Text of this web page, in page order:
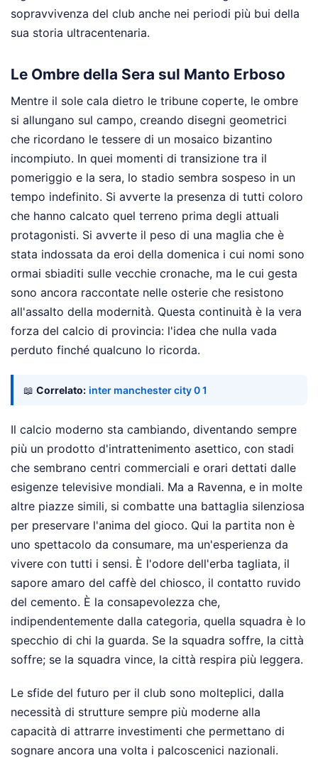
sopravvivenza del club anche nei periodi più bui della
sua storia ultracentenaria.
Le Ombre della Sera sul Manto Erboso
Mentre il sole cala dietro le tribune coperte, le ombre
si allungano sul campo, creando disegni geometrici
che ricordano le tessere di un mosaico bizantino
incompiuto. In quei momenti di transizione tra il
pomeriggio e la sera, lo stadio sembra sospeso in un
tempo indefinito. Si avverte la presenza di tutti coloro
che hanno calcato quel terreno prima degli attuali
protagonisti. Si avverte il peso di una maglia che è
stata indossata da eroi della domenica i cui nomi sono
ormai sbiaditi sulle vecchie cronache, ma le cui gesta
sono ancora raccontate nelle osterie che resistono
all'assalto della modernità. Questa continuità è la vera
forza del calcio di provincia: l'idea che nulla vada
perduto finché qualcuno lo ricorda.
📖 Correlato: inter manchester city 0 1
Il calcio moderno sta cambiando, diventando sempre
più un prodotto d'intrattenimento asettico, con stadi
che sembrano centri commerciali e orari dettati dalle
esigenze televisive mondiali. Ma a Ravenna, e in molte
altre piazze simili, si combatte una battaglia silenziosa
per preservare l'anima del gioco. Qui la partita non è
uno spettacolo da consumare, ma un'esperienza da
vivere con tutti i sensi. È l'odore dell'erba tagliata, il
sapore amaro del caffè del chiosco, il contatto ruvido
del cemento. È la consapevolezza che,
indipendentemente dalla categoria, quella squadra è lo
specchio di chi la guarda. Se la squadra soffre, la città
soffre; se la squadra vince, la città respira più leggera.
Le sfide del futuro per il club sono molteplici, dalla
necessità di strutture sempre più moderne alla
capacità di attrarre investimenti che permettano di
sognare ancora una volta i palcoscenici nazionali.